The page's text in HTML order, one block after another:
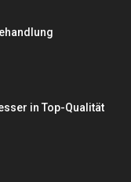
in Top-Qualität